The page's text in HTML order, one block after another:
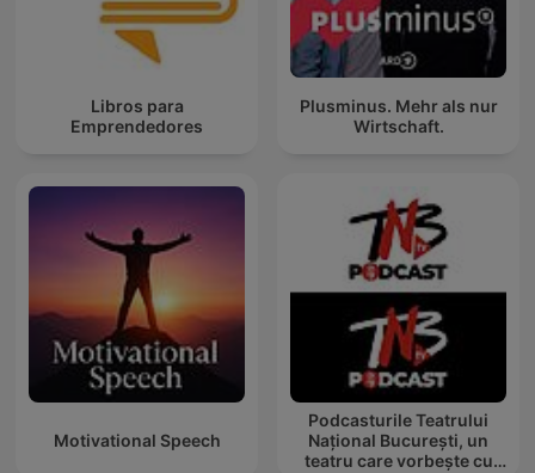
Libros para
Emprendedores
Plusminus. Mehr als nur
Wirtschaft.
Motivational Speech
Podcasturile Teatrului
Național București, un
teatru care vorbește cu